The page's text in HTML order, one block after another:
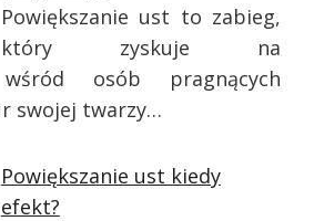
Powiększanie ust to zabieg,
który zyskuje na
osób pragnących
swojej twarzy…
Powiększanie ust kiedy
efekt?